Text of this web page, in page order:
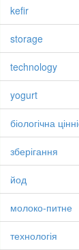
kefir
storage
technology
yogurt
біологічна
зберігання
йод
молоко-питне
технологія